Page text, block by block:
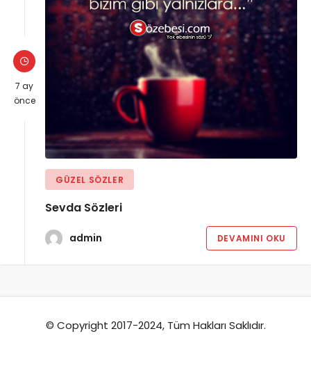
7 ay
önce
GÜZEL SÖZLER
Sevda Sözleri
admin DEVAMINI OKU
© Copyright 2017-2024, Tüm Hakları Saklıdır.